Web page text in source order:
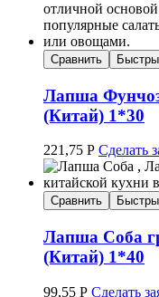
Сравнить
Лапша
(Китай) 1*30
221,75 Р Сделать
Сравнить
Лапша Соба
(Китай) 1*40
99,55 Р Сделать